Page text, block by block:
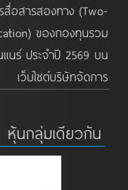
สื่อสารสองทาง (Two-
ของกองทุนรวม
นร์ ประจำปี 2569 บน
เว็บไซต์บริษัทจัดการ
หุ้นกลุ่มเดียวกัน